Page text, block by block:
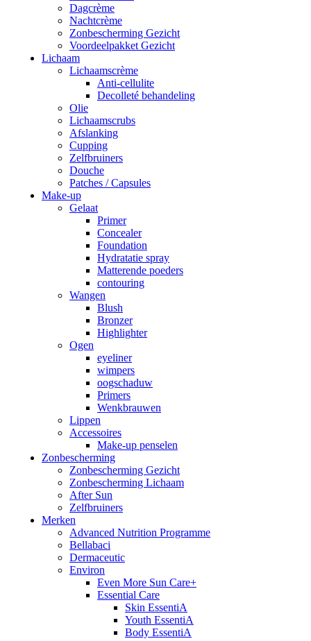
Dagcrème
Nachtcrème
Zonbescherming Gezicht
Voordeelpakket Gezicht
Lichaam
Lichaamscrème
Anti-cellulite
Decolleté behandeling
Olie
Lichaamscrubs
Afslanking
Cupping
Zelfbruiners
Douche
Patches / Capsules
Make-up
Gelaat
Primer
Concealer
Foundation
Hydratatie spray
Matterende poeders
contouring
Wangen
Blush
Bronzer
Highlighter
Ogen
eyeliner
wimpers
oogschaduw
Primers
Wenkbrauwen
Lippen
Accessoires
Make-up penselen
Zonbescherming
Zonbescherming Gezicht
Zonbescherming Lichaam
After Sun
Zelfbruiners
Merken
Advanced Nutrition Programme
Bellabaci
Dermaceutic
Environ
Even More Sun Care+
Essential Care
Skin EssentiA
Youth EssentiA
Body EssentiA